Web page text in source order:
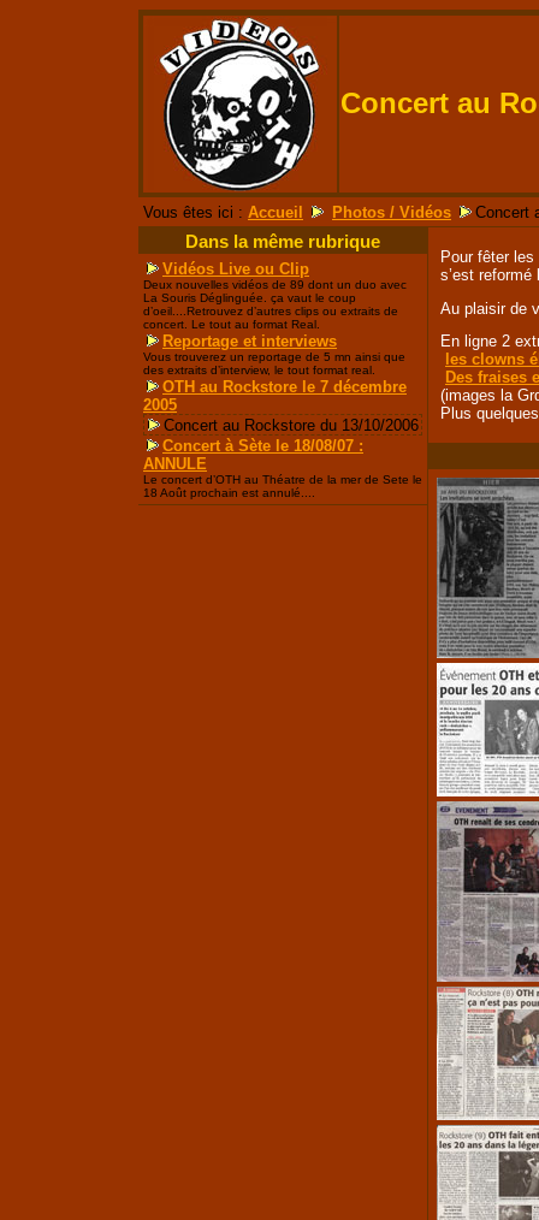
Concert au
Vous êtes ici : Accueil Photos / Vidéos Concert
Dans la même rubrique
Vidéos Live ou Clip
Deux nouvelles vidéos de 89 dont un duo avec
La Souris Déglinguée. ça vaut le coup
d’oeil....Retrouvez d’autres clips ou extraits de
concert. Le tout au format Real.
Reportage et interviews
Vous trouverez un reportage de 5 mn ainsi que
des extraits d’interview, le tout format real.
OTH au Rockstore le 7 décembre
2005
Concert au Rockstore du 13/10/2006
Concert à Sète le 18/08/07 :
ANNULE
Le concert d’OTH au Théatre de la mer de Sete le
18 Août prochain est annulé....
Pour fêter
s’est reformé
Au plaisir de
En ligne 2
les clowns
Des fraises
(images la
Plus